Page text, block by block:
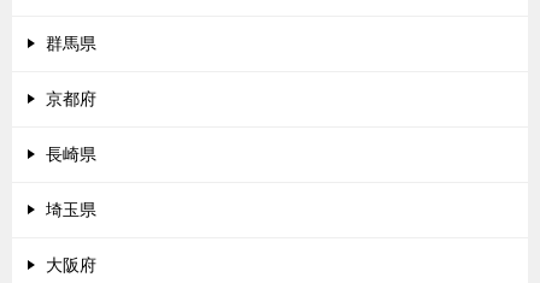
群馬県
京都府
長崎県
埼玉県
大阪府